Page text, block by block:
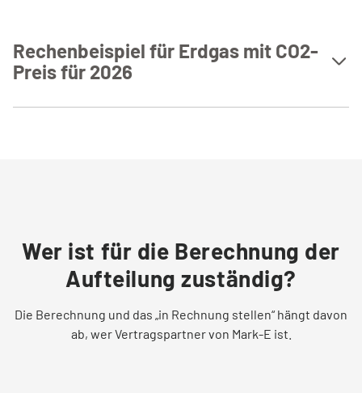
Rechenbeispiel für Erdgas mit CO2-
Preis für 2026
Berechnung der Anteile:
30.000 kWh* 0,20088 CO2 /kWh = 6.026,4 kg
6.026,4 kg / 250 m2= 24,11 kg/m
Wer ist für die Berechnung der
Aufteilung zuständig?
Die Berechnung und das „in Rechnung stellen“ hängt davon
ab, wer Vertragspartner von Mark-E ist.